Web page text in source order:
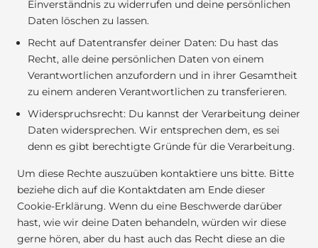
Einverständnis zu widerrufen und deine persönlichen
Daten löschen zu lassen.
Recht auf Datentransfer deiner Daten: Du hast das
Recht, alle deine persönlichen Daten von einem
Verantwortlichen anzufordern und in ihrer Gesamtheit
zu einem anderen Verantwortlichen zu transferieren.
Widerspruchsrecht: Du kannst der Verarbeitung deiner
Daten widersprechen. Wir entsprechen dem, es sei
denn es gibt berechtigte Gründe für die Verarbeitung.
Um diese Rechte auszuüben kontaktiere uns bitte. Bitte
beziehe dich auf die Kontaktdaten am Ende dieser
Cookie-Erklärung. Wenn du eine Beschwerde darüber
hast, wie wir deine Daten behandeln, würden wir diese
gerne hören, aber du hast auch das Recht diese an die